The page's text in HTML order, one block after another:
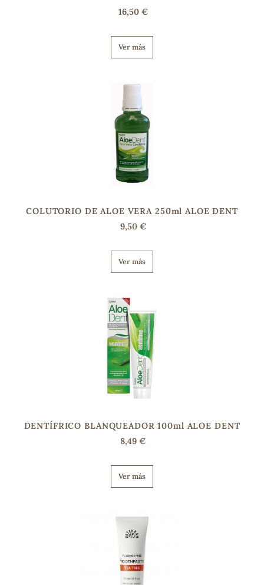
16,50 €
Ver más
COLUTORIO DE ALOE VERA 250ml ALOE DENT
9,50 €
Ver más
DENTÍFRICO BLANQUEADOR 100ml ALOE DENT
8,49 €
Ver más